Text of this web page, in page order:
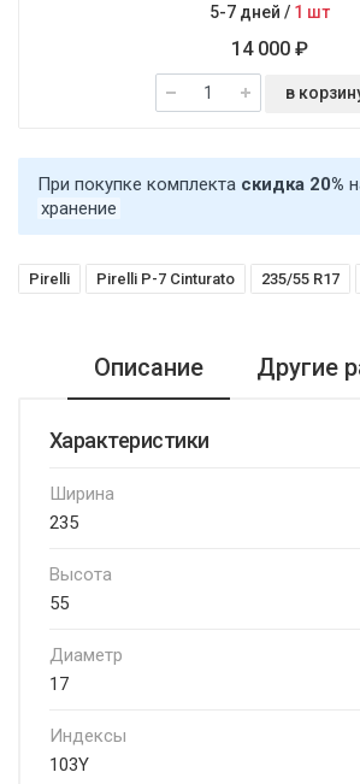
5-7 дней / 1 шт
14 000 ₽
в
При покупке комплекта скидка 20%
хранение
Pirelli Pirelli P-7 Cinturato 235/55 R17
Описание Другие
Характеристики
Ширина
235
Высота
55
Диаметр
17
Индексы
103Y